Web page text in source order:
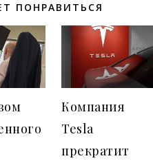
ПОНРАВИТЬСЯ
Компания
Tesla
прекратит